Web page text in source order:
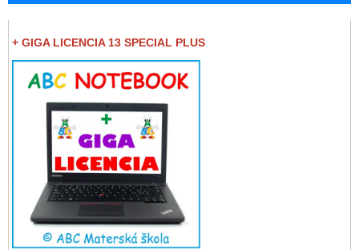
+ GIGA LICENCIA 13 SPECIAL PLUS